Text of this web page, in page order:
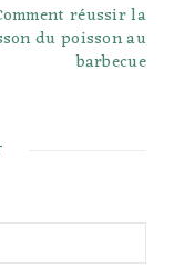
réussir la
du poisson au
barbecue